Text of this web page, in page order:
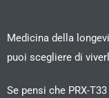
Medicina della
puoi scegliere di
Se pensi che PRX-